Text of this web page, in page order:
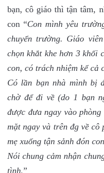
bạn, cô giáo thì tận tâm,
con “Con mình yêu
chuyển trường. Giáo
chọn khắt khe hơn 3 khối
con, có trách nhiệm kể cả
Có lần bạn nhà mình bị
chờ để đi về (do 1 bạn
được đưa ngay vào
mặt ngay và trên đg về
mẹ xuống tận sảnh đón
Nói chung cảm nhận
tình.”